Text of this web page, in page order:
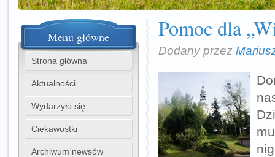
Pomoc dla
Dodany przez
Menu główne
Strona główna
Aktualności
Wydarzyło się
Ciekawostki
Archiwum newsów